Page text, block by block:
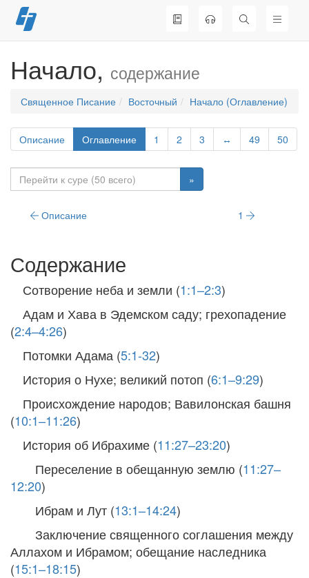
Перейти
к
Начало, содержание
Священное Писание Восточный Начало (Оглавление)
Описание Оглавление 1 2 3 ↔ 49 50
»
Описание 1
Содержание
Сотворение неба и земли (1:1–2:3)
Адам и Хава в Эдемском саду; грехопадение
(2:4–4:26)
Потомки Адама (5:1-32)
История о Нухе; великий потоп (6:1–9:29)
Происхождение народов; Вавилонская башня
(10:1–11:26)
История об Ибрахиме (11:27–23:20)
Переселение в обещанную землю (11:27–
12:20)
Ибрам и Лут (13:1–14:24)
Заключение священного соглашения между
Аллахом и Ибрамом; обещание наследника
(15:1–18:15)